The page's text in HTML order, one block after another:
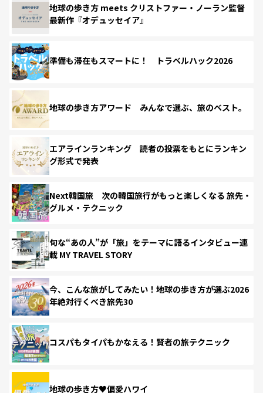
地球の歩き方 meets クリストファー・ノーラン監督
最新作『オデュッセイア』
準備も滞在もスマートに！ トラベルハック2026
地球の歩き方アワード みんなで選ぶ、旅のベスト。
エアラインランキング 読者の投票をもとにランキン
グ形式で発表
Next韓国旅 次の韓国旅行がもっと楽しくなる 旅先・
グルメ・テクニック
旬な“あの人”が「旅」をテーマに語るインタビュー連
載 MY TRAVEL STORY
今、こんな旅がしてみたい！地球の歩き方が選ぶ2026
年絶対行くべき旅先30
コスパもタイパもかなえる！賢者の旅テクニック
地球の歩き方♥偏愛ハワイ